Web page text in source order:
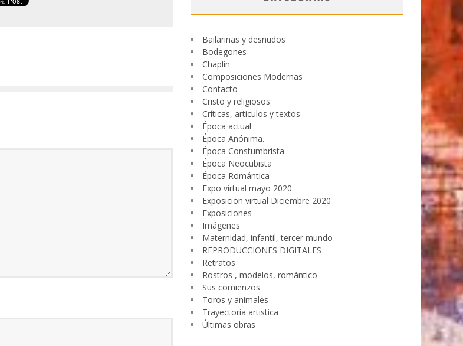
Bailarinas y desnudos
Bodegones
Chaplin
Composiciones Modernas
Contacto
Cristo y religiosos
Críticas, articulos y textos
Época actual
Época Anónima.
Época Constumbrista
Época Neocubista
Época Romántica
Expo virtual mayo 2020
Exposicion virtual Diciembre 2020
Exposiciones
Imágenes
Maternidad, infantil, tercer mundo
REPRODUCCIONES DIGITALES
Retratos
Rostros , modelos, romántico
Sus comienzos
Toros y animales
Trayectoria artistica
Últimas obras